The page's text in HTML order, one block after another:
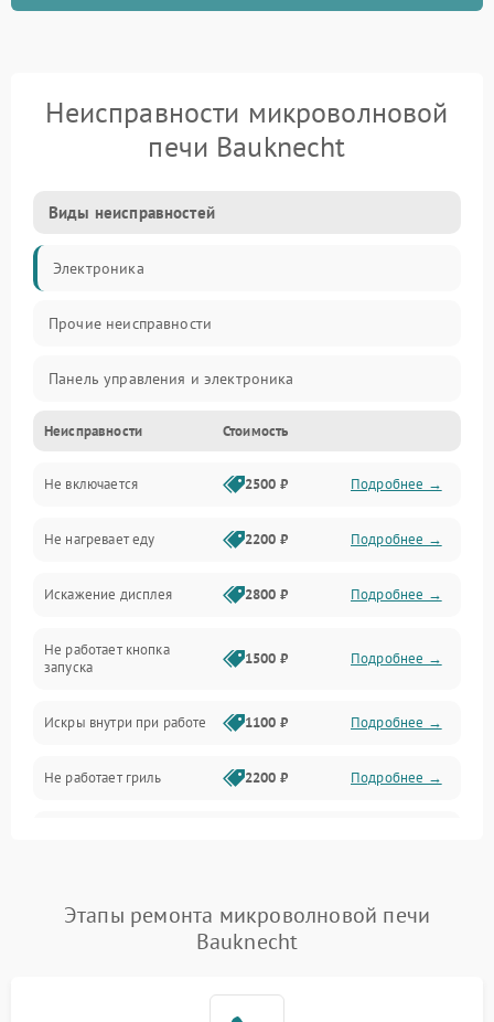
Неисправности микроволновой
печи Bauknecht
Виды неисправностей
Электроника
Прочие неисправности
Панель управления и электроника
Дверца и корпус
Механика и внутренние элементы
Механические повреждения
Питание и запуск
Нагрев и приготовление
Программное обеспечение
Неисправности Стоимость
Не включается 2500 ₽ Подробнее →
Не нагревает еду 2200 ₽ Подробнее →
Искажение дисплея 2800 ₽ Подробнее →
Не работает кнопка
запуска
1500 ₽ Подробнее →
Искры внутри при работе 1100 ₽ Подробнее →
Не работает гриль 2200 ₽ Подробнее →
Появление запаха гари Подробнее →
Этапы ремонта микроволновой печи
Bauknecht